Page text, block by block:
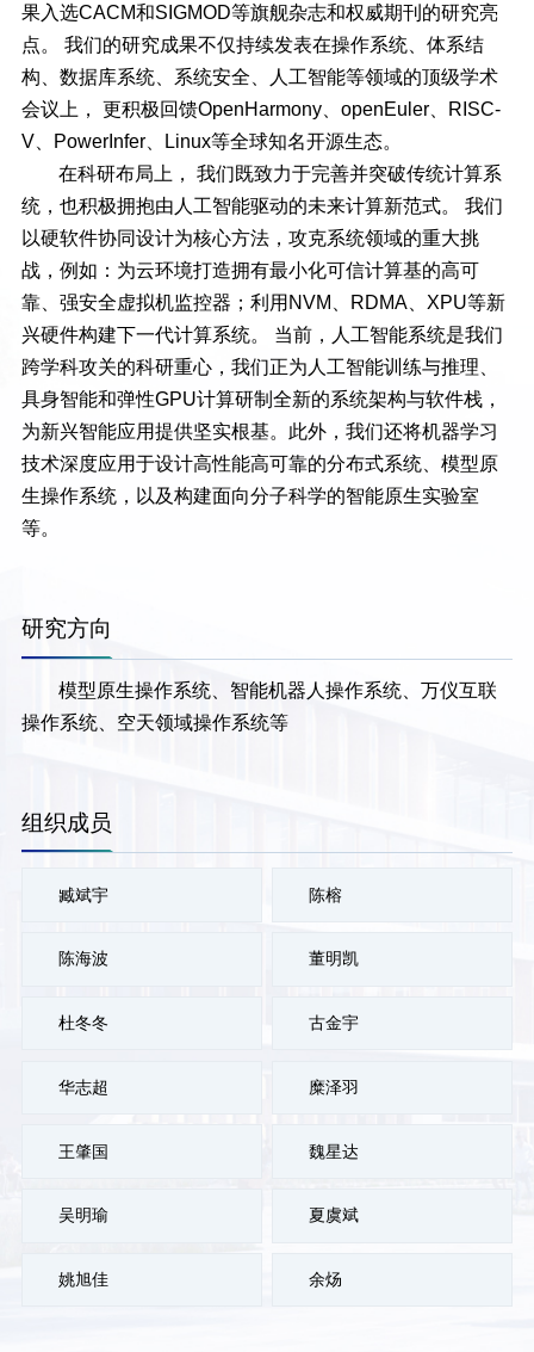
果入选CACM和SIGMOD等旗舰杂志和权威期刊的研究亮
点。 我们的研究成果不仅持续发表在操作系统、体系结
构、数据库系统、系统安全、人工智能等领域的顶级学术
会议上， 更积极回馈OpenHarmony、openEuler、RISC-
V、PowerInfer、Linux等全球知名开源生态。
在科研布局上， 我们既致力于完善并突破传统计算系
统，也积极拥抱由人工智能驱动的未来计算新范式。 我们
以硬软件协同设计为核心方法，攻克系统领域的重大挑
战，例如：为云环境打造拥有最小化可信计算基的高可
靠、强安全虚拟机监控器；利用NVM、RDMA、XPU等新
兴硬件构建下一代计算系统。 当前，人工智能系统是我们
跨学科攻关的科研重心，我们正为人工智能训练与推理、
具身智能和弹性GPU计算研制全新的系统架构与软件栈，
为新兴智能应用提供坚实根基。此外，我们还将机器学习
技术深度应用于设计高性能高可靠的分布式系统、模型原
生操作系统，以及构建面向分子科学的智能原生实验室
等。
研究方向
模型原生操作系统、智能机器人操作系统、万仪互联
操作系统、空天领域操作系统等
组织成员
臧斌宇 陈榕
陈海波 董明凯
杜冬冬 古金宇
华志超 糜泽羽
王肇国 魏星达
吴明瑜 夏虞斌
姚旭佳 余炀